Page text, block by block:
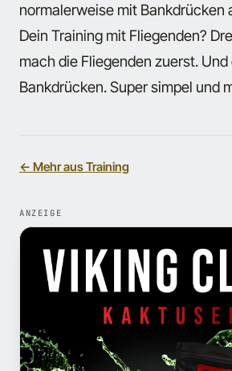
normalerweise mit Bankdrücken
Dein Training mit Fliegenden?
mach die Fliegenden zuerst. Und
Bankdrücken. Super simpel und
← Mehr aus Training
ANZEIGE